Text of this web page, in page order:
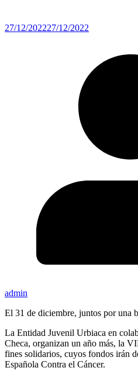
27/12/202227/12/2022
admin
El 31 de diciembre, juntos por una
La Entidad Juvenil Urbiaca en
Checa, organizan un año más, la
fines solidarios, cuyos fondos irán
Española Contra el Cáncer.